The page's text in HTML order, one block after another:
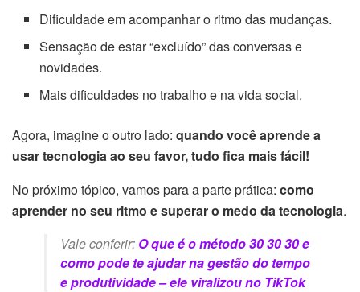
Dificuldade em acompanhar o ritmo das mudanças.
Sensação de estar “excluído” das conversas e
novidades.
Mais dificuldades no trabalho e na vida social.
Agora, imagine o outro lado: quando você aprende a
usar tecnologia ao seu favor, tudo fica mais fácil!
No próximo tópico, vamos para a parte prática: como
aprender no seu ritmo e superar o medo da tecnologia.
Vale conferir: O que é o método 30 30 30 e
como pode te ajudar na gestão do tempo
e produtividade – ele viralizou no TikTok